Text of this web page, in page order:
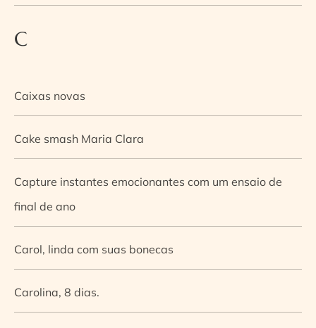
C
Caixas novas
Cake smash Maria Clara
Capture instantes emocionantes com um ensaio de
final de ano
Carol, linda com suas bonecas
Carolina, 8 dias.